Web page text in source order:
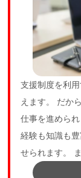
支援制度を利
えます。 だか
仕事を進めら
経験も知識も
せられます。